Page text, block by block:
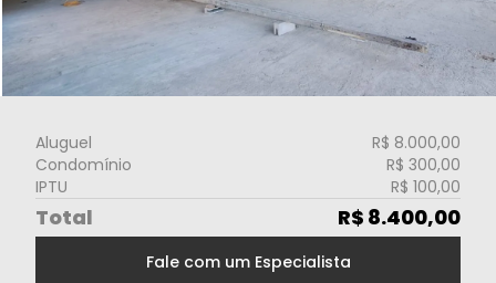
Aluguel
R$ 8.000,00
Condomínio
R$ 300,00
IPTU
R$ 100,00
Total R$ 8.400,00
Fale com um Especialista